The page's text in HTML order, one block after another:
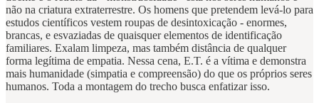
não na criatura extraterrestre. Os homens que pretendem levá-lo para
estudos científicos vestem roupas de desintoxicação - enormes,
brancas, e esvaziadas de quaisquer elementos de identificação
familiares. Exalam limpeza, mas também distância de qualquer
forma legítima de empatia. Nessa cena, E.T. é a vítima e demonstra
mais humanidade (simpatia e compreensão) do que os próprios seres
humanos. Toda a montagem do trecho busca enfatizar isso.